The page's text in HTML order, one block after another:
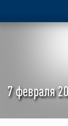
7 февраля